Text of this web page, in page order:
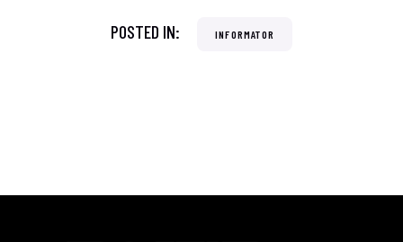
POSTED IN: INFORMATOR